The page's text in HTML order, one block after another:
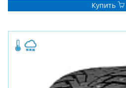
Купить